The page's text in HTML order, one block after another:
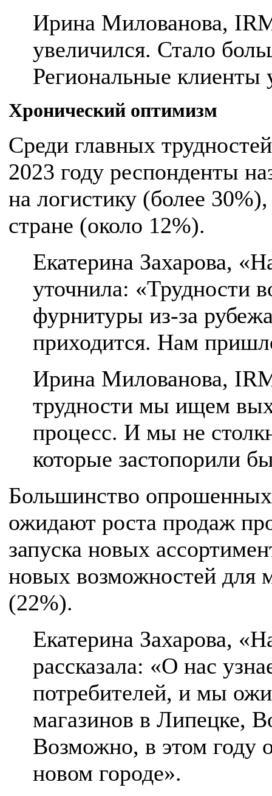
Ирина Милованова,
увеличился. Стало
Региональные клиенты
Хронический оптимизм
Среди главных
2023 году респонденты
на логистику (более
стране (около 12%).
Екатерина Захарова,
уточнила: «Трудности
фурнитуры из-за
приходится. Нам
Ирина Милованова,
трудности мы ищем
процесс. И мы не
которые застопорили
Большинство
ожидают роста продаж
запуска новых
новых возможностей для
(22%).
Екатерина Захарова,
рассказала: «О нас
потребителей, и мы
магазинов в Липецке,
Возможно, в этом году
новом городе».